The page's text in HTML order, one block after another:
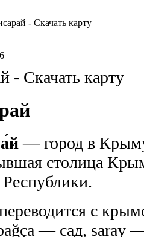
- Скачать карту
- Скачать карту
— город в
столица
с
— сад, saray